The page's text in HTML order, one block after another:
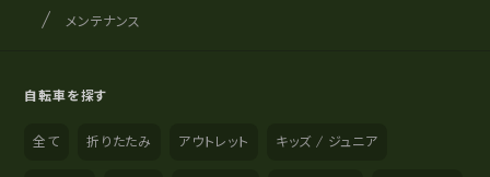
サイト内の現在地
サイクルショップナカゴヤ
メンテナンス
自転車を探す
全て 折りたたみ アウトレット キッズ / ジュニア